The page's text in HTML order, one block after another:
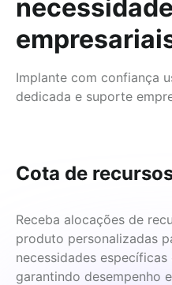
Implante com confiança
dedicada e suporte
Cota de
Receba alocações de
produto personalizadas
necessidades
garantindo desempenho